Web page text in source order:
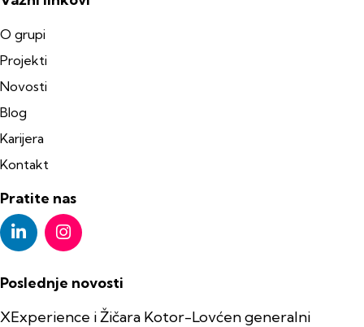
O grupi
Projekti
Novosti
Blog
Karijera
Kontakt
Pratite nas
Poslednje novosti
XExperience i Žičara Kotor-Lovćen generalni